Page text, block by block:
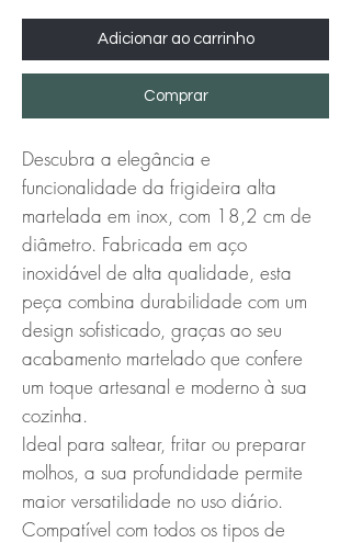
Adicionar ao carrinho
Comprar
Descubra a elegância e
funcionalidade da frigideira alta
martelada em inox, com 18,2 cm de
diâmetro. Fabricada em aço
inoxidável de alta qualidade, esta
peça combina durabilidade com um
design sofisticado, graças ao seu
acabamento martelado que confere
um toque artesanal e moderno à sua
cozinha.
Ideal para saltear, fritar ou preparar
molhos, a sua profundidade permite
maior versatilidade no uso diário.
Compatível com todos os tipos de